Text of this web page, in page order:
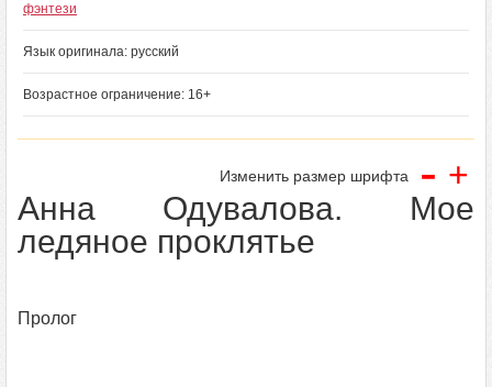
фэнтези
Язык оригинала: русский
Возрастное ограничение: 16+
Изменить размер шрифта - +
Анна Одувалова. Мое
ледяное проклятье
Пролог